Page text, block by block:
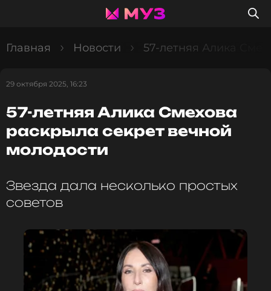
Главная Новости 57-летняя Алика
29 октября 2025, 16:23
57-летняя Алика Смехова
раскрыла секрет вечной
молодости
Звезда дала несколько простых
советов